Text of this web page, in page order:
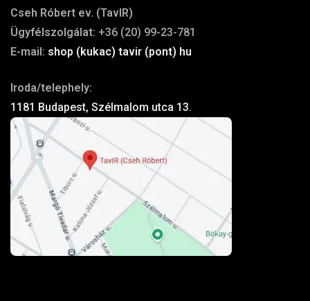
Cseh Róbert ev. (TavIR)
Ügyfélszolgálat: +36 (20) 99-23-781
E-mail: shop (kukac) tavir (pont) hu
Iroda/telephely:
1181 Budapest, Szélmalom utca 13.